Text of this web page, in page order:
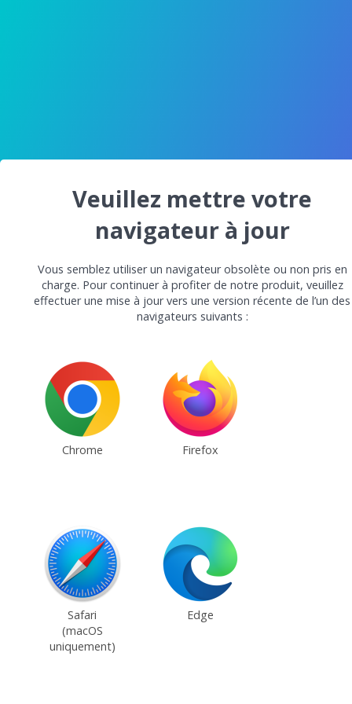
Veuillez mettre votre
navigateur à jour
Vous semblez utiliser un navigateur obsolète ou non pris en
charge. Pour continuer à profiter de notre produit, veuillez
effectuer une mise à jour vers une version récente de l’un des
navigateurs suivants :
Chrome Firefox
Safari
(macOS
uniquement)
Edge